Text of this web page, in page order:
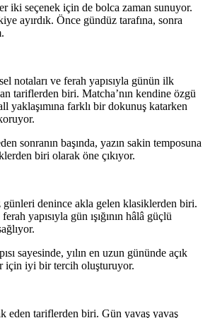
iki seçenek için de bolca zaman sunuyor.
ayırdık. Önce gündüz tarafına, sonra
notaları ve ferah yapısıyla günün ilk
tariflerden biri. Matcha’nın kendine özgü
yaklaşımına farklı bir dokunuş katarken
sonranın başında, yazın sakin temposuna
biri olarak öne çıkıyor.
denince akla gelen klasiklerden biri.
yapısıyla gün ışığının hâlâ güçlü
sayesinde, yılın en uzun gününde açık
için iyi bir tercih oluşturuyor.
eden tariflerden biri. Gün yavaş yavaş